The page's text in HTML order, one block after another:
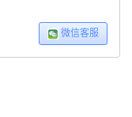
微信客服